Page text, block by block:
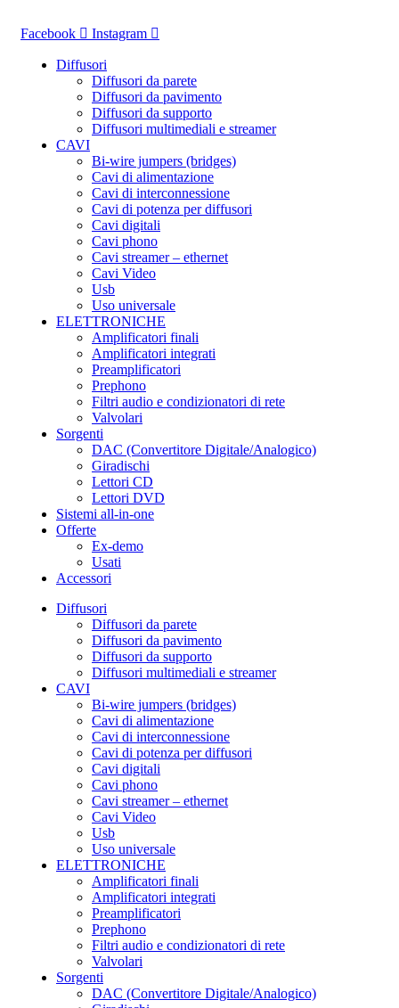
Facebook Instagram
Diffusori
Diffusori da parete
Diffusori da pavimento
Diffusori da supporto
Diffusori multimediali e streamer
CAVI
Bi-wire jumpers (bridges)
Cavi di alimentazione
Cavi di interconnessione
Cavi di potenza per diffusori
Cavi digitali
Cavi phono
Cavi streamer – ethernet
Cavi Video
Usb
Uso universale
ELETTRONICHE
Amplificatori finali
Amplificatori integrati
Preamplificatori
Prephono
Filtri audio e condizionatori di rete
Valvolari
Sorgenti
DAC (Convertitore Digitale/Analogico)
Giradischi
Lettori CD
Lettori DVD
Sistemi all-in-one
Offerte
Ex-demo
Usati
Accessori
Diffusori
Diffusori da parete
Diffusori da pavimento
Diffusori da supporto
Diffusori multimediali e streamer
CAVI
Bi-wire jumpers (bridges)
Cavi di alimentazione
Cavi di interconnessione
Cavi di potenza per diffusori
Cavi digitali
Cavi phono
Cavi streamer – ethernet
Cavi Video
Usb
Uso universale
ELETTRONICHE
Amplificatori finali
Amplificatori integrati
Preamplificatori
Prephono
Filtri audio e condizionatori di rete
Valvolari
Sorgenti
DAC (Convertitore Digitale/Analogico)